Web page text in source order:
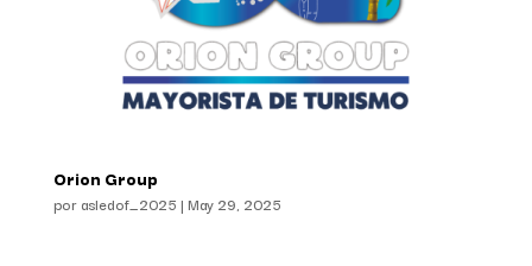
Orion Group
por asledof_2025 | May 29, 2025